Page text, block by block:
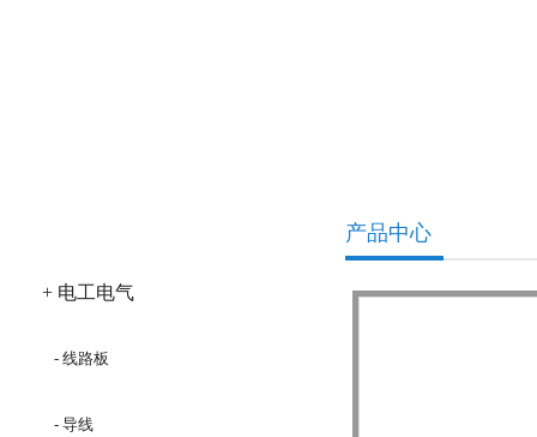
+ 电工电气
- 线路板
- 导线
产品中心